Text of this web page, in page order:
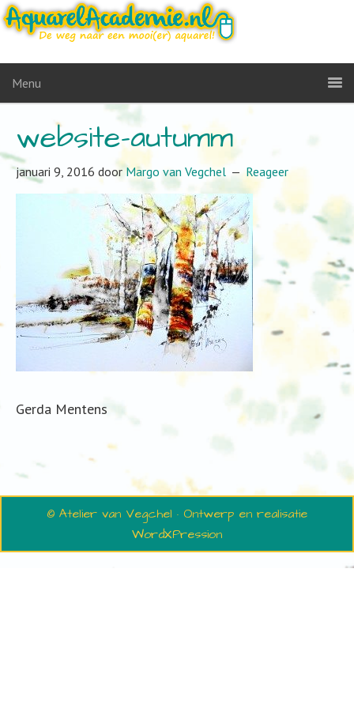
Menu
website-autumm
januari 9, 2016 doorMargo van Vegchel Reageer
Gerda Mentens
© Atelier van Vegchel · Ontwerp en realisatie
WordXPression